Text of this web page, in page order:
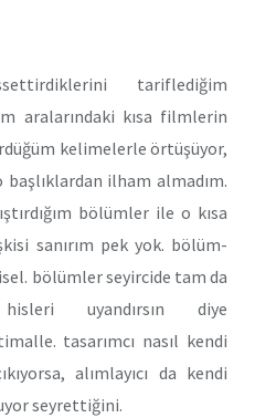
tariflediğim
aralarındaki kısa filmlerin
kelimelerle örtüşüyor,
ilham almadım.
bölümler ile o kısa
sanırım pek yok. bölüm-
bölümler seyircide tam da
uyandırsın diye
tasarımcı nasıl kendi
alımlayıcı da kendi
seyrettiğini.